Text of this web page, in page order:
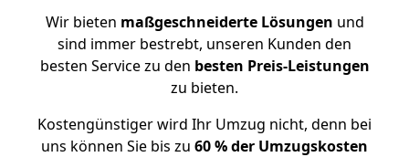
Wir bieten maßgeschneiderte Lösungen und
sind immer bestrebt, unseren Kunden den
besten Service zu den besten Preis-Leistungen
zu bieten.
Kostengünstiger wird Ihr Umzug nicht, denn bei
uns können Sie bis zu 60 % der Umzugskosten